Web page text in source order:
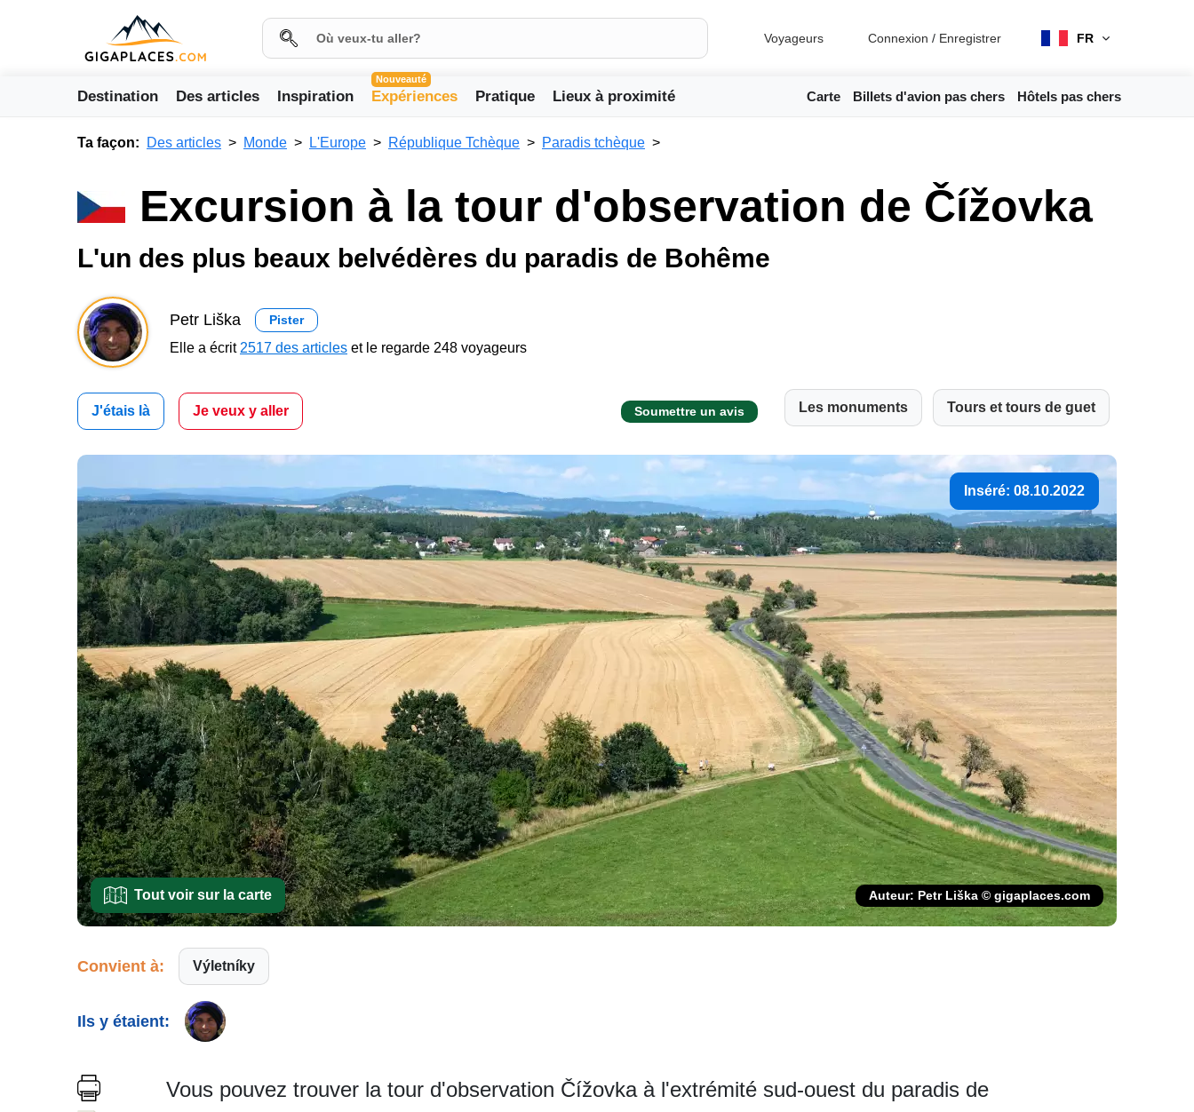
Voyageurs Connexion / Enregistrer FR
Destination Des articles Inspiration
Nouveauté
Expériences Pratique Lieux à proximité Carte Billets d'avion pas chers Hôtels pas chers
Ta façon: Des articles Monde L'Europe République Tchèque Paradis tchèque
Excursion à la tour d'observation de Čížovka
L'un des plus beaux belvédères du paradis de Bohême
Petr Liška Pister
Elle a écrit 2517 des articles et le regarde 248 voyageurs
J'étais là Je veux y aller Soumettre un avis Les monuments Tours et tours de guet
Inséré: 08.10.2022
Tout voir sur la carte Auteur: Petr Liška © gigaplaces.com
Convient à: Výletníky
Ils y étaient:
Vous pouvez trouver la tour d'observation Čížovka à l'extrémité sud-ouest du paradis de